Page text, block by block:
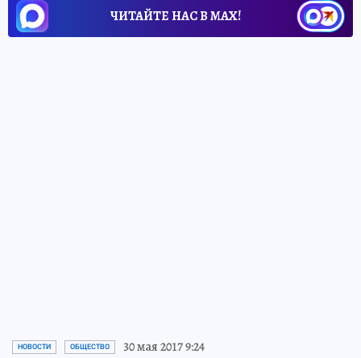
ЧИТАЙТЕ НАС В МАХ!
НОВОСТИ ОБЩЕСТВО 30 мая 2017 9:24